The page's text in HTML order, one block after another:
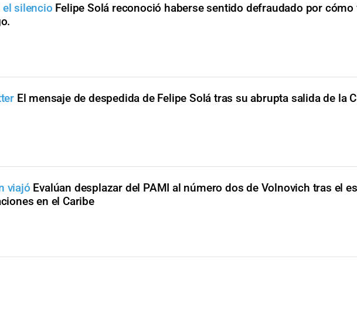
el silencio Felipe Solá reconoció haberse sentido defraudado por cómo
El mensaje de despedida de Felipe Solá tras su abrupta salida de la
viajó Evalúan desplazar del PAMI al número dos de Volnovich tras el
en el Caribe